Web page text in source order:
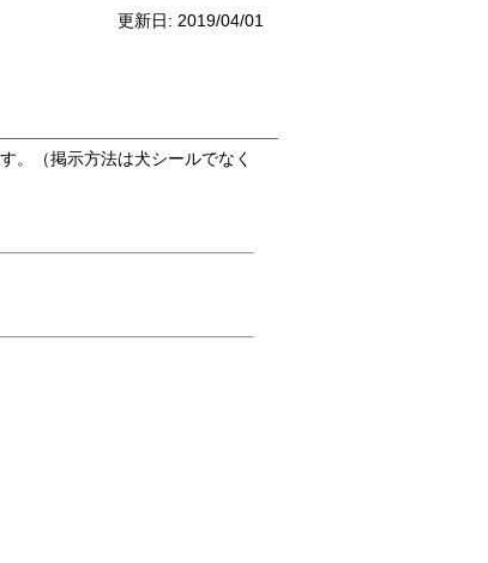
更新日: 2019/04/01
。（掲示方法は犬シールでなく